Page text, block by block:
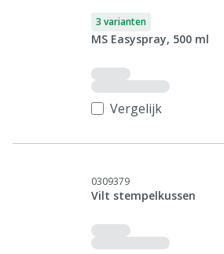
3 varianten
MS Easyspray, 500 ml
Vergelijk
0309379
Vilt stempelkussen